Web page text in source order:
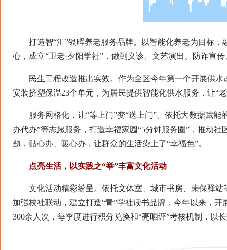
打造智“汇”银晖养老服务品牌。以智能化养老为目标，
心，成立“卫老·夕阳学社”，做到义诊、文艺演出、防诈宣
民生工程改造推出实效。作为全区今年第一个开展供水
安装挤塑保温23个单元，为居民提供智能化供水服务，让“
服务网格化，让“等上门”变“送上门”。依托大数据赋能
办代办”等志愿服务，打造幸福家园“5分钟服务圈”，推动
题，贴心办、暖心办，让群众的生活染上了“幸福色”。
点亮生活，以实践之“举”丰富文化活动
文化活动精彩纷呈。依托文体室、城市书房、未保驿站
加强校社联动，建立打造“青”学社读书品牌，今年以来，
300余人次，每季度进行积分兑换和“亮晒评”考核机制，以